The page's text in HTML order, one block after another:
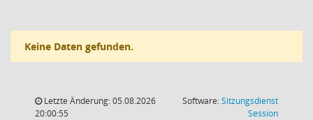
Keine Daten gefunden.
Letzte Änderung: 05.08.2026
20:00:55
Software:Sitzungsdienst
Session(Wird in